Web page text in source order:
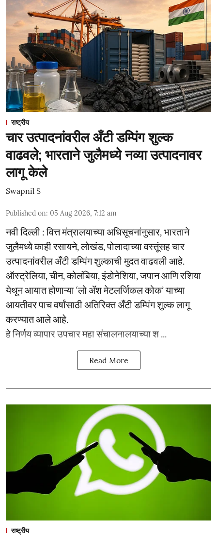
राष्ट्रीय
चार उत्पादनांवरील अँटी डम्पिंग शुल्क
वाढवले; भारताने जुलैमध्ये नव्या उत्पादनावर
लागू केले
Swapnil S
Published on: 05 Aug 2026, 7:12 am
नवी दिल्ली : वित्त मंत्रालयाच्या अधिसूचनांनुसार, भारताने
जुलैमध्ये काही रसायने, लोखंड, पोलादाच्या वस्तूंसह चार
उत्पादनांवरील अँटी डम्पिंग शुल्काची मुदत वाढवली आहे.
ऑस्ट्रेलिया, चीन, कोलंबिया, इंडोनेशिया, जपान आणि रशिया
येथून आयात होणाऱ्या ‘लो ॲश मेटलर्जिकल कोक’ याच्या
आयतीवर पाच वर्षांसाठी अतिरिक्त अँटी डम्पिंग शुल्क लागू
करण्यात आले आहे.
हे निर्णय व्यापार उपचार महा संचालनालयाच्या श ...
Read More
राष्ट्रीय